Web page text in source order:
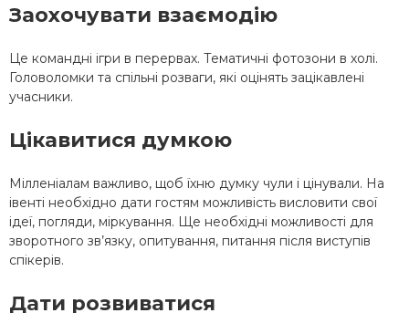
Заохочувати взаємодію
Це командні ігри в перервах. Тематичні фотозони в холі.
Головоломки та спільні розваги, які оцінять зацікавлені
учасники.
Цікавитися думкою
Мілленіалам важливо, щоб їхню думку чули і цінували. На
івенті необхідно дати гостям можливість висловити свої
ідеї, погляди, міркування. Ще необхідні можливості для
зворотного зв’язку, опитування, питання після виступів
спікерів.
Дати розвиватися